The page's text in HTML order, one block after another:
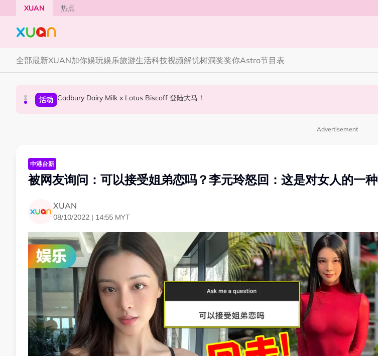
Skip to main content
XUAN 热点
全部最新XUAN加你娱玩娱乐旅游生活科技视频解忧树洞奖奖你Astro节目表
国际星闻 Tom Holland “Spiderman” 替身曝光！“替完蜘蛛人，马上又去演忍者”
活动 Cadbury Dairy Milk x Lotus Biscoff 登陆大马！
本地星闻 Henn国贤 “Aunty Henn 脱口秀专场 《笑笑笑笑丧》”！10月31日登场
Advertisement
中港台新
被网友询问：可以接受姐弟恋吗？李元玲怒回：这是对女人的一
XUAN
08/10/2022 | 14:55 MYT